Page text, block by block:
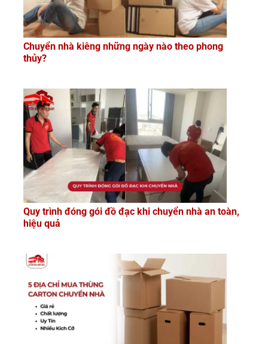
Chuyển nhà kiêng những ngày nào theo phong
thủy?
Quy trình đóng gói đồ đạc khi chuyển nhà an toàn,
hiệu quả